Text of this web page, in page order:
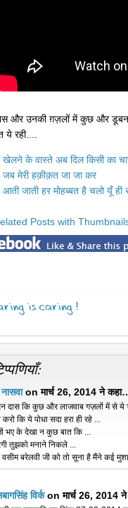
और उनकी ग़ज़लों में कुछ और डूबना
ये रही....
खेलने के वास्ते अब दिल किसी का
जब मेरी हक़ीक़त जा जा कर
आती जाती हर मोहब्बत है चलो यूँ ही
on मार्च 26, 2014 ने
दास कि कुछ और लाजवाब गज़लों में से ये
कि ये पोधा सदा हरा ही रहे ...
भए के देखा न कुछ बात कि ...
तुझको मनाने निकले ...
बरेलवी जी को तो सूना है मैंने कई
विर्कon मार्च 26, 2014